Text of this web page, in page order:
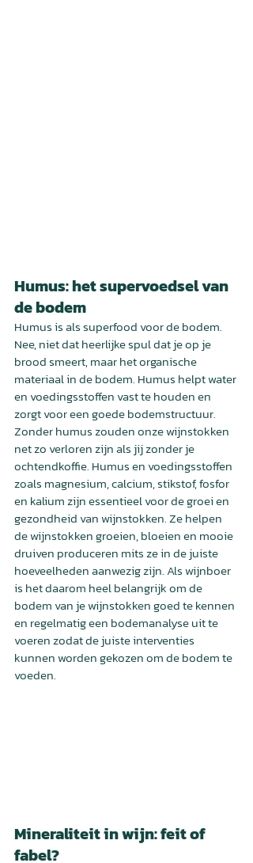
Humus: het supervoedsel van
de bodem
Humus is als superfood voor de bodem.
Nee, niet dat heerlijke spul dat je op je
brood smeert, maar het organische
materiaal in de bodem. Humus helpt water
en voedingsstoffen vast te houden en
zorgt voor een goede bodemstructuur.
Zonder humus zouden onze wijnstokken
net zo verloren zijn als jij zonder je
ochtendkoffie. Humus en voedingsstoffen
zoals magnesium, calcium, stikstof, fosfor
en kalium zijn essentieel voor de groei en
gezondheid van wijnstokken. Ze helpen
de wijnstokken groeien, bloeien en mooie
druiven produceren mits ze in de juiste
hoeveelheden aanwezig zijn. Als wijnboer
is het daarom heel belangrijk om de
bodem van je wijnstokken goed te kennen
en regelmatig een bodemanalyse uit te
voeren zodat de juiste interventies
kunnen worden gekozen om de bodem te
voeden.
Mineraliteit in wijn: feit of
fabel?